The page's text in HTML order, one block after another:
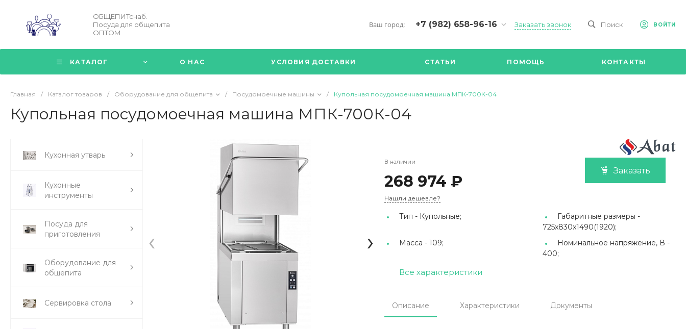
ОБЩЕПИТснаб.
Посуда для общепита
ОПТОМ
Ваш город: +7 (982) 658-96-16
+7 (34376) 5-09-98
г. Богданович,
Кооперативная, д 2/Д.
17.00
Заказать звонок Поиск ВОЙТИ
КАТАЛОГ О НАС УСЛОВИЯ ДОСТАВКИ СТАТЬИ ПОМОЩЬ КОНТАКТЫ
Главная / Каталог товаров / Оборудование для общепита / Посудомоечные машины / Купольная посудомоечная машина МПК-700К-04
Купольная посудомоечная машина МПК-700К-04
Кухонная утварь
Кухонные
инструменты
Посуда для
приготовления
Оборудование для
общепита
Сервировка стола
‹ ›
В наличии
268 974 ₽
Заказать
Нашли дешевле?
Тип - Купольные;
Габаритные размеры -
725х830х1490(1920);
Масса - 109;
Номинальное напряжение, В -
400;
Все характеристики
Описание Характеристики Документы